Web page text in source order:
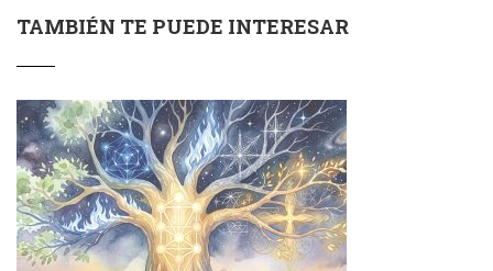
TAMBIÉN TE PUEDE INTERESAR